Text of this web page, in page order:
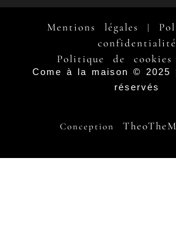
Mentions légales
confidentialité
Politique de cookies
Come à la maison © 2025
réservés
Conception